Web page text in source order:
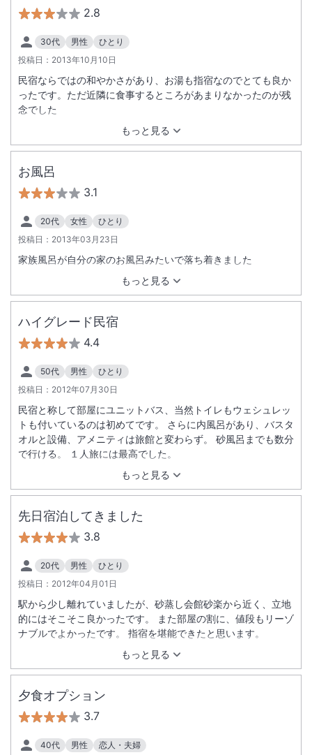
2.8
30代 男性
ひとり
投稿日： 2013年10月10日
もっと見る
民宿ならではの和やかさがあり、お湯も指宿なのでとても良か
ったです。ただ近隣に食事するところがあまりなかったのが残
念でした
お風呂
3.1
20代 女性
ひとり
投稿日： 2013年03月23日
もっと見る
家族風呂が自分の家のお風呂みたいで落ち着きました
ハイグレード民宿
4.4
50代 男性
ひとり
投稿日： 2012年07月30日
もっと見る
民宿と称して部屋にユニットバス、当然トイレもウェシュレッ
トも付いているのは初めてです。 さらに内風呂があり、バスタ
オルと設備、アメニティは旅館と変わらず。 砂風呂までも数分
で行ける。 １人旅には最高でした。
先日宿泊してきました
3.8
20代 男性
ひとり
投稿日： 2012年04月01日
もっと見る
駅から少し離れていましたが、砂蒸し会館砂楽から近く、立地
的にはそこそこ良かったです。 また部屋の割に、値段もリーゾ
ナブルでよかったです。 指宿を堪能できたと思います。
夕食オプション
3.7
40代 男性
恋人・夫婦